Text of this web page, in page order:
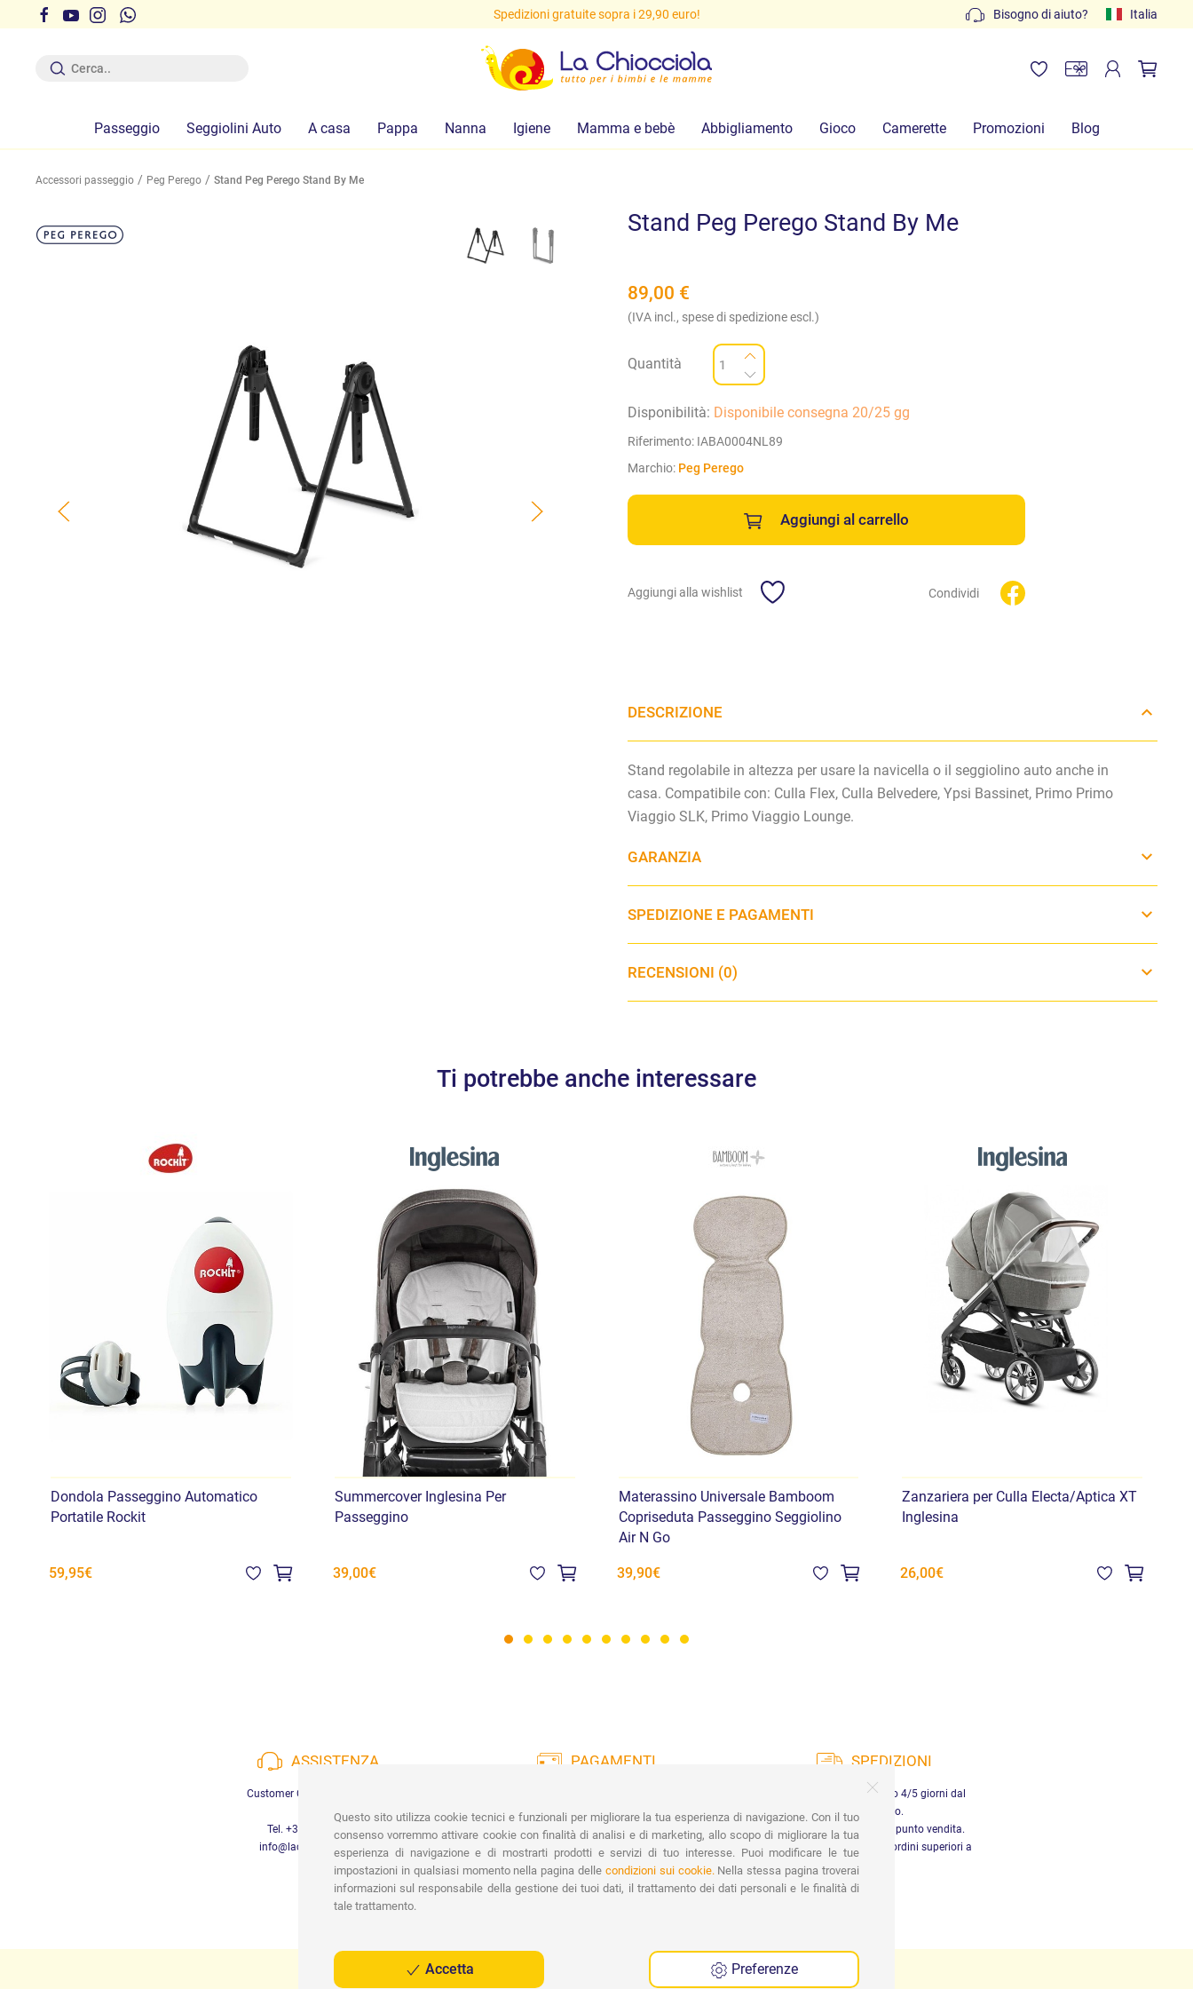
ferie dal 12 al 19 Agosto compresi Spedizioni gratuite sopra i 29,90 euro! Preventivi gratuiti: scrivi ainfo@lachiocciolababy.it
Bisogno di aiuto? Italia
Passeggio Seggiolini Auto A casa Pappa Nanna Igiene Mamma e bebè Abbigliamento Gioco Camerette Promozioni Blog
Accessori passeggio Peg Perego Stand Peg Perego Stand By Me
Stand Peg Perego Stand By Me
89,00 €
(IVA incl., spese di spedizione escl.)
Quantità
Disponibilità: Disponibile consegna 20/25 gg
Riferimento: IABA0004NL89
Marchio: Peg Perego
Aggiungi al carrello
Aggiungi alla wishlist Condividi
DESCRIZIONE
Stand regolabile in altezza per usare la navicella o il seggiolino auto anche in
casa. Compatibile con: Culla Flex, Culla Belvedere, Ypsi Bassinet, Primo Primo
Viaggio SLK, Primo Viaggio Lounge.
GARANZIA
SPEDIZIONE E PAGAMENTI
RECENSIONI (0)
Ti potrebbe anche interessare
Dondola Passeggino Automatico
Portatile Rockit
59,95€
Summercover Inglesina Per
Passeggino
39,00€
Materassino Universale Bamboom
Copriseduta Passeggino Seggiolino
Air N Go
39,90€
Zanzariera per Culla Electa/Aptica XT
Inglesina
26,00€
ASSISTENZA
Customer Care a disposizione
Tel. +39 3452280233
info@lachiocciolababy.it
PAGAMENTI
Carte di Credito, Bonifico, PayPal e
Contrassegno.
SPEDIZIONI
Consegna in Italia entro 4/5 giorni dal
pagamento.
Ritiro gratuito presso il punto vendita.
Spedizione gratuita per ordini superiori a
29,90 €
Questo sito utilizza cookie tecnici e funzionali per migliorare la tua esperienza di navigazione. Con il tuo
consenso vorremmo attivare cookie con finalità di analisi e di marketing, allo scopo di migliorare la tua
esperienza di navigazione e di mostrarti prodotti e servizi di tuo interesse. Puoi modificare le tue
impostazioni in qualsiasi momento nella pagina delle condizioni sui cookie.Nella stessa pagina troverai
informazioni sul responsabile della gestione dei tuoi dati, il trattamento dei dati personali e le finalità di
tale trattamento.
Accetta Preferenze